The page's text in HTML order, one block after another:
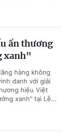
ấn thương
xanh"
hàng không
danh với giải
hiệu Việt
xanh" tại Lễ...